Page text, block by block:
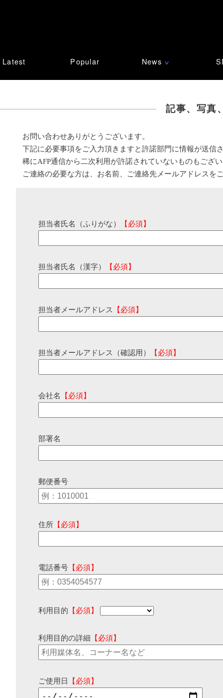
Latest Popular News ∨
記事、写真
お問い合わせありがとうございます。
下記に必要事項をご入力頂きますと許諾部門に情報が送信
稀にAFP通信から二次利用が許諾されていないものもござ
ご連絡の必要な方は、お名前、ご連絡先メールアドレスを
担当者氏名（ふりがな） 【必須】
担当者氏名（漢字） 【必須】
担当者メールアドレス 【必須】
担当者メールアドレス（確認用） 【必須】
会社名 【必須】
部署名
郵便番号
住所 【必須】
電話番号 【必須】
利用目的 【必須】
利用目的の詳細 【必須】
ご使用日 【必須】